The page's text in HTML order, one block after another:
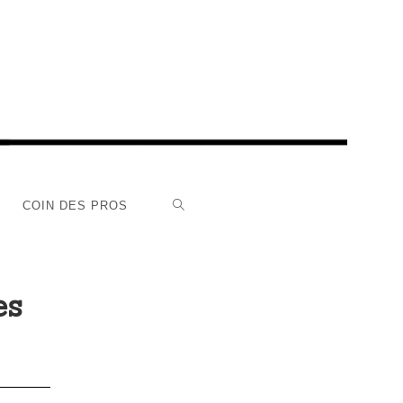
COIN DES PROS